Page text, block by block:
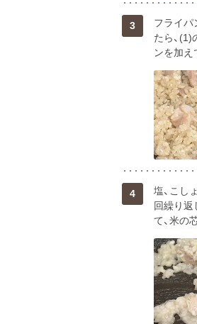
3
フライパ
たら、(1)
ンを加え
4
塩、こし
回繰り返
て、米の